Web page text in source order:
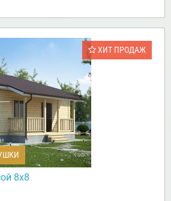
ХИТ ПРОДАЖ
8х8